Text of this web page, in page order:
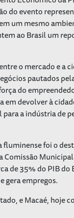
do evento
um mesmo
ao Brasil um
o mercado e a
pautados
do
em devolver à
a indústria de
foi o
de 35% do PIB
gera empregos.
e Macaé, hoje